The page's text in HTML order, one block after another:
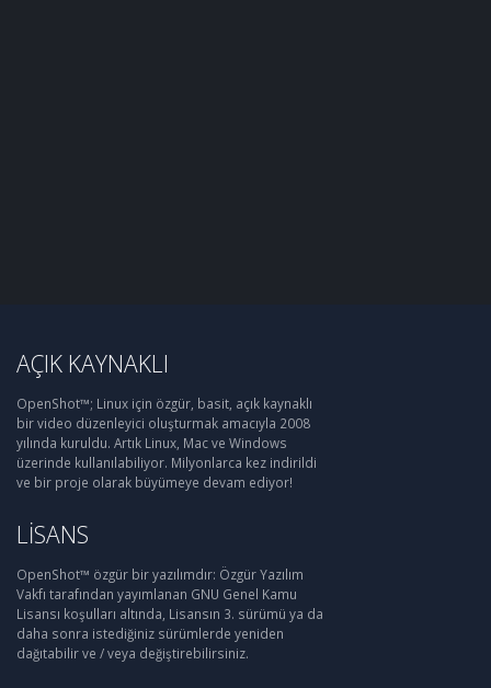
AÇIK KAYNAKLI
OpenShot™; Linux için özgür, basit, açık kaynaklı
bir video düzenleyici oluşturmak amacıyla 2008
yılında kuruldu. Artık Linux, Mac ve Windows
üzerinde kullanılabiliyor. Milyonlarca kez indirildi
ve bir proje olarak büyümeye devam ediyor!
LISANS
OpenShot™ özgür bir yazılımdır: Özgür Yazılım
Vakfı tarafından yayımlanan GNU Genel Kamu
Lisansı koşulları altında, Lisansın 3. sürümü ya da
daha sonra istediğiniz sürümlerde yeniden
dağıtabilir ve / veya değiştirebilirsiniz.